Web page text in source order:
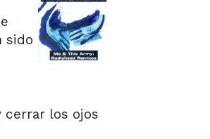
sido
cerrar los ojos